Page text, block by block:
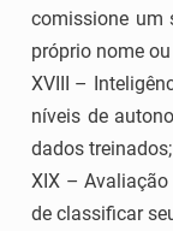
comissione um
próprio nome
XVIII –
níveis de
dados treinados;
XIX –
de classificar